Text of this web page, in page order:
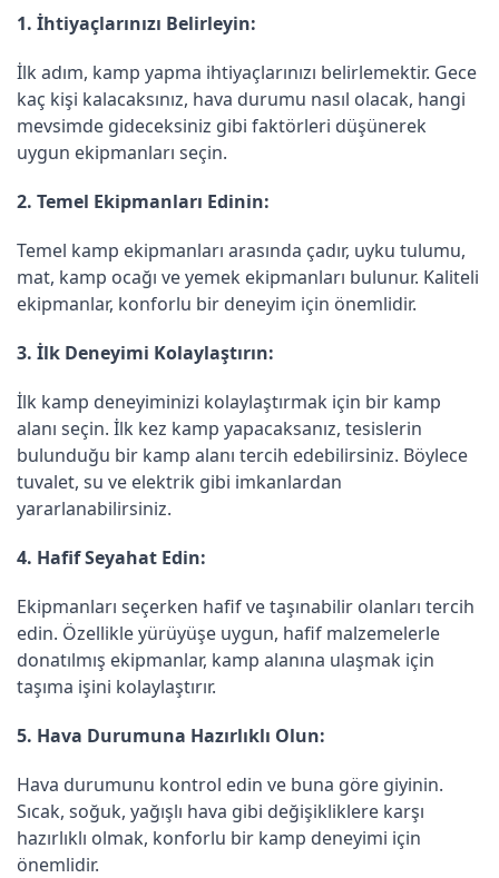
1. İhtiyaçlarınızı Belirleyin:
İlk adım, kamp yapma ihtiyaçlarınızı belirlemektir. Gece
kaç kişi kalacaksınız, hava durumu nasıl olacak, hangi
mevsimde gideceksiniz gibi faktörleri düşünerek
uygun ekipmanları seçin.
2. Temel Ekipmanları Edinin:
Temel kamp ekipmanları arasında çadır, uyku tulumu,
mat, kamp ocağı ve yemek ekipmanları bulunur. Kaliteli
ekipmanlar, konforlu bir deneyim için önemlidir.
3. İlk Deneyimi Kolaylaştırın:
İlk kamp deneyiminizi kolaylaştırmak için bir kamp
alanı seçin. İlk kez kamp yapacaksanız, tesislerin
bulunduğu bir kamp alanı tercih edebilirsiniz. Böylece
tuvalet, su ve elektrik gibi imkanlardan
yararlanabilirsiniz.
4. Hafif Seyahat Edin:
Ekipmanları seçerken hafif ve taşınabilir olanları tercih
edin. Özellikle yürüyüşe uygun, hafif malzemelerle
donatılmış ekipmanlar, kamp alanına ulaşmak için
taşıma işini kolaylaştırır.
5. Hava Durumuna Hazırlıklı Olun:
Hava durumunu kontrol edin ve buna göre giyinin.
Sıcak, soğuk, yağışlı hava gibi değişikliklere karşı
hazırlıklı olmak, konforlu bir kamp deneyimi için
önemlidir.